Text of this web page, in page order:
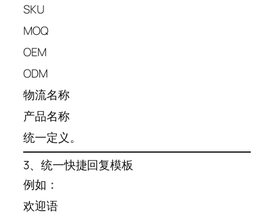
SKU
MOQ
OEM
ODM
物流名称
产品名称
统一定义。
3、统一快捷回复模板
例如：
欢迎语